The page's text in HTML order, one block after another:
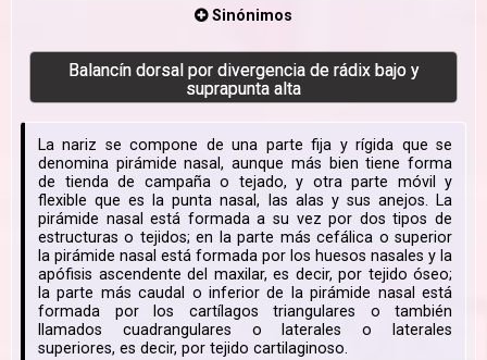
Sinónimos
Balancín dorsal por divergencia de rádix bajo y
suprapunta alta
La nariz se compone de una parte fija y rígida que se
denomina pirámide nasal, aunque más bien tiene forma
de tienda de campaña o tejado, y otra parte móvil y
flexible que es la punta nasal, las alas y sus anejos. La
pirámide nasal está formada a su vez por dos tipos de
estructuras o tejidos; en la parte más cefálica o superior
la pirámide nasal está formada por los huesos nasales y la
apófisis ascendente del maxilar, es decir, por tejido óseo;
la parte más caudal o inferior de la pirámide nasal está
formada por los cartílagos triangulares o también
llamados cuadrangulares o laterales o laterales
superiores, es decir, por tejido cartilaginoso.